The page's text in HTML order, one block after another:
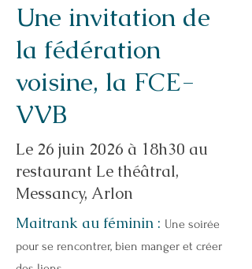
Une invitation de
la fédération
voisine, la FCE-
VVB
Le 26 juin 2026 à 18h30 au
restaurant Le théâtral,
Messancy, Arlon
Maitrank au féminin : Une soirée
pour se rencontrer, bien manger et créer